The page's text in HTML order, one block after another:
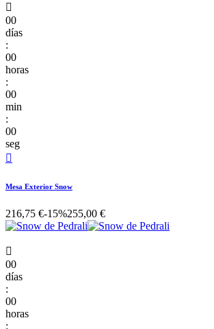

00
días
:
00
horas
:
00
min
:
00
seg

Mesa Exterior Snow
216,75 €-15%255,00 €

00
días
:
00
horas
: